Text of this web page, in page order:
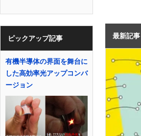
ピックアップ記事
有機半導体の界面を舞台に
した高効率光アップコンバ
ージョン
最新記事